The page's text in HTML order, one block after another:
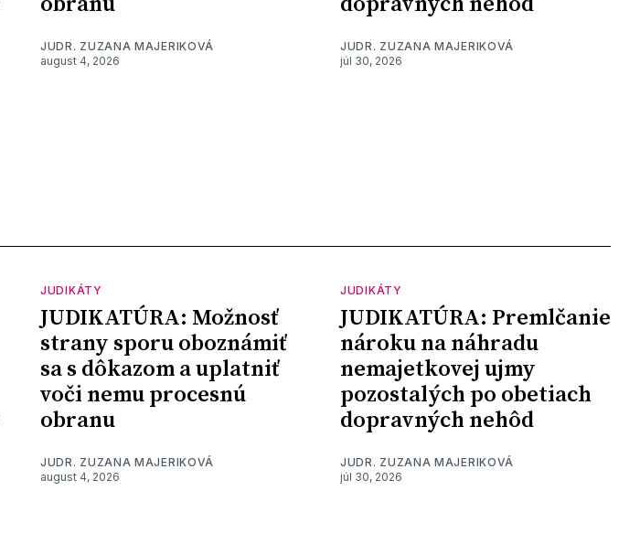
JUDR. ZUZANA MAJERIKOVÁ
august 4, 2026
JUDR. ZUZANA MAJERIKOVÁ
júl 30, 2026
JUDIKÁTY
JUDIKATÚRA: Možnosť
strany sporu oboznámiť
sa s dôkazom a uplatniť
voči nemu procesnú
obranu
JUDR. ZUZANA MAJERIKOVÁ
august 4, 2026
JUDIKÁTY
JUDIKATÚRA: Premlčanie
nároku na náhradu
nemajetkovej ujmy
pozostalých po obetiach
dopravných nehôd
JUDR. ZUZANA MAJERIKOVÁ
júl 30, 2026